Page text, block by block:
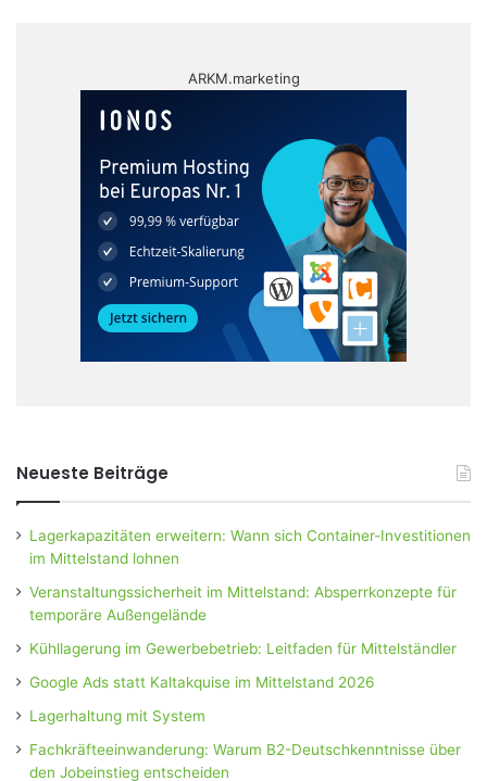
ARKM.marketing
Neueste Beiträge
Lagerkapazitäten erweitern: Wann sich Container-Investitionen
im Mittelstand lohnen
Veranstaltungssicherheit im Mittelstand: Absperrkonzepte für
temporäre Außengelände
Kühllagerung im Gewerbebetrieb: Leitfaden für Mittelständler
Google Ads statt Kaltakquise im Mittelstand 2026
Lagerhaltung mit System
Fachkräfteeinwanderung: Warum B2-Deutschkenntnisse über
den Jobeinstieg entscheiden